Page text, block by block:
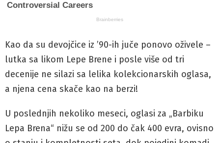
Kao da su devojčice iz ’90-ih juče ponovo oživele –
lutka sa likom Lepe Brene i posle više od tri
decenije ne silazi sa lelika kolekcionarskih oglasa,
a njena cena skače kao na berzi!
U poslednjih nekoliko meseci, oglasi za „Barbiku
Lepa Brena“ nižu se od 200 do čak 400 evra, ovisno